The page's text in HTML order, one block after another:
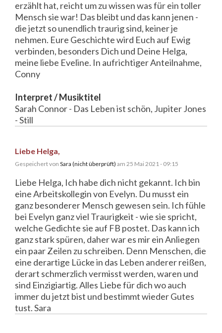
erzählt hat, reicht um zu wissen was für ein toller
Mensch sie war! Das bleibt und das kann jenen -
die jetzt so unendlich traurig sind, keiner je
nehmen. Eure Geschichte wird Euch auf Ewig
verbinden, besonders Dich und Deine Helga,
meine liebe Eveline. In aufrichtiger Anteilnahme,
Conny
Interpret / Musiktitel
Sarah Connor - Das Leben ist schön, Jupiter Jones
- Still
Liebe Helga,
Gespeichert von Sara (nicht überprüft) am 25 Mai 2021 - 09:15
Liebe Helga, Ich habe dich nicht gekannt. Ich bin
eine Arbeitskollegin von Evelyn. Du musst ein
ganz besonderer Mensch gewesen sein. Ich fühle
bei Evelyn ganz viel Traurigkeit - wie sie spricht,
welche Gedichte sie auf FB postet. Das kann ich
ganz stark spüren, daher war es mir ein Anliegen
ein paar Zeilen zu schreiben. Denn Menschen, die
eine derartige Lücke in das Leben anderer reißen,
derart schmerzlich vermisst werden, waren und
sind Einzigiartig. Alles Liebe für dich wo auch
immer du jetzt bist und bestimmt wieder Gutes
tust. Sara